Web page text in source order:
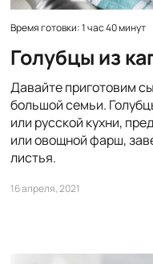
Время готовки: 1 час 40 минут
Голубцы из
Давайте приготовим
большой семьи.
или русской кухни,
или овощной фарш,
листья.
16 апреля, 2021